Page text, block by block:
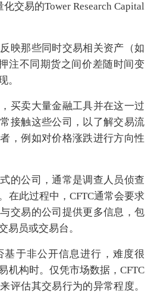
交易的Tower Research Capital
映那些同时交易相关资产（如
注不同期货之间价差随时间变
。
买卖大量金融工具并在这一过
接触这些公司，以了解交易流
，例如对价格涨跌进行方向性
的公司，通常是调查人员侦查
在此过程中，CFTC通常会要求
交易的公司提供更多信息，包
易员或交易台。
基于非公开信息进行，难度很
机构时。仅凭市场数据，CFTC
评估其交易行为的异常程度。